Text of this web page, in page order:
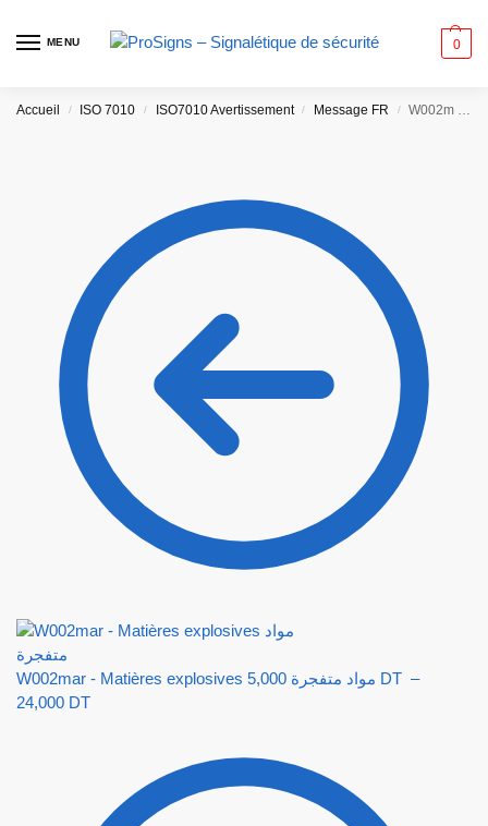
MENU 0
Accueil / ISO 7010 / ISO7010 Avertissement / Message FR / W002m – Matières explosives
W002mar - Matières explosives مواد متفجرة DT –
24,000 DT